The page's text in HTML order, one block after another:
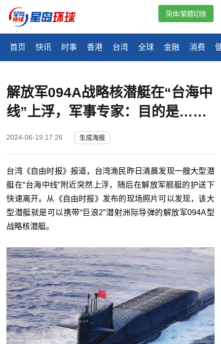
首页 快讯 时事 香港 台湾 全球 金融 消费
简体/繁體切換
解放军094A战略核潜艇在“台海中
线”上浮，军事专家：目的是……
2024-06-19 17:26 生成海报
台湾《自由时报》报道，台湾渔民昨日清晨发现一艘大型潜
艇在“台海中线”附近突然上浮，随后在解放军舰艇的护送下
快速离开。从《自由时报》发布的现场照片可以发现，该大
型潜艇就是可以携带“巨浪2”潜射洲际导弹的解放军094A型
战略核潜艇。